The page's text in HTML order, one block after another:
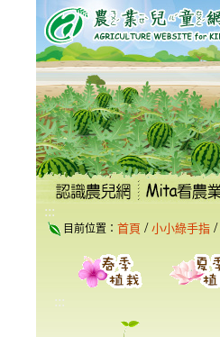
到
主
要
內
容
區
塊
:::
目前位置： 首頁 / 小小綠手指 /
:::